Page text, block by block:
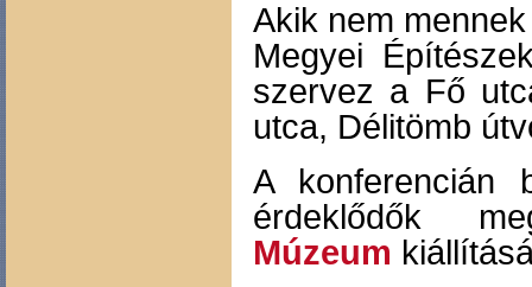
Akik nem
Megyei
szervez a Fő
utca, Délitömb
A konferencián
érdeklődők
Múzeum